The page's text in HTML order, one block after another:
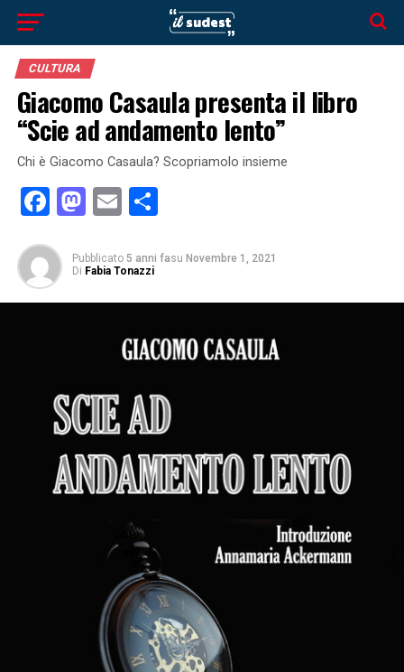
CULTURA
Giacomo Casaula presenta il libro
“Scie ad andamento lento”
Chi è Giacomo Casaula? Scopriamolo insieme
Facebook
Mastodon
EmailCondividi
Pubblicato 5 anni fasu Novembre 1, 2021
Di Fabia Tonazzi